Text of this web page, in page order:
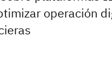
operación